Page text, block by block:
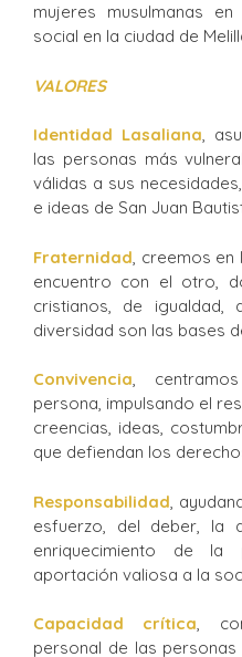
mujeres musulmanas
social en la ciudad de
VALORES
Identidad Lasaliana,
las personas más
válidas a sus
e ideas de San Juan
Fraternidad, creemos en
encuentro con el otro,
cristianos, de
diversidad son las bases
Convivencia,
persona, impulsando el
creencias, ideas,
que defiendan los
Responsabilidad,
esfuerzo, del deber, la
enriquecimiento de
aportación valiosa a la
Capacidad crítica,
personal de las